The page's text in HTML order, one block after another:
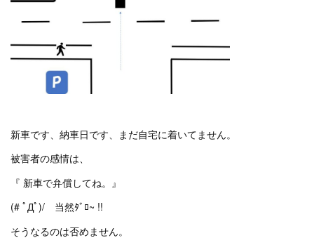
新車です、納車日です、まだ自宅に着いてません。
被害者の感情は、
『 新車で弁償してね。』
(# ﾟДﾟ)/ 当然ﾀﾞﾛ~ !!
そうなるのは否めません。